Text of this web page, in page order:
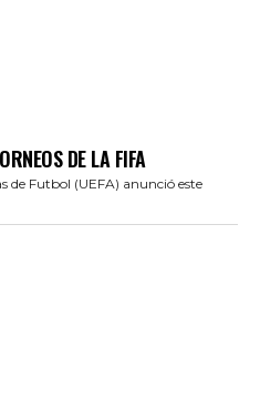
DE LA FIFA
de Futbol (UEFA) anunció este